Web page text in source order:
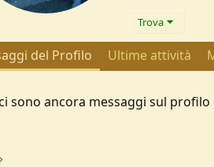
Trova
del Profilo Ultime attività
sono ancora messaggi sul profilo